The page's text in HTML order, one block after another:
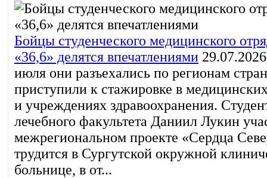
Бойцы студенческого медицинского
«36,6» делятся впечатлениями 29.07.2026
июля они разъехались по регионам
приступили к стажировке в
и учреждениях здравоохранения.
лечебного факультета Даниил Лукин
межрегиональном проекте «Сердца
трудится в Сургутской окружной
больнице, в от...